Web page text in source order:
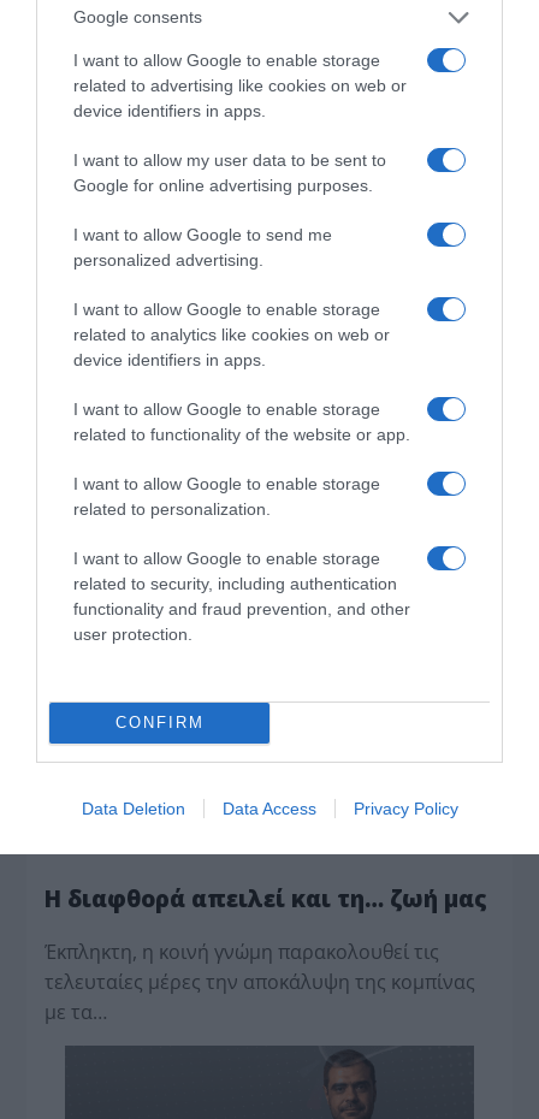
Google consents
I want to allow Google to enable storage
related to advertising like cookies on web or
device identifiers in apps.
I want to allow my user data to be sent to
Google for online advertising purposes.
I want to allow Google to send me
personalized advertising.
I want to allow Google to enable storage
related to analytics like cookies on web or
device identifiers in apps.
I want to allow Google to enable storage
related to functionality of the website or app.
I want to allow Google to enable storage
related to personalization.
I want to allow Google to enable storage
related to security, including authentication
functionality and fraud prevention, and other
user protection.
CONFIRM
Data Deletion Data Access Privacy Policy
Ξορκίζουν τις διπλές
εκλογές στο Μαξίμου
επομένων ημερών:
Κανονικός Αύγουστος
της θερμοκρασίας
LinkedIn
Tags:Κρατική Ορχήστρα Αθηνών
Η διαφθορά απειλεί και τη… ζωή μας
Έκπληκτη, η κοινή γνώμη παρακολουθεί τις
τελευταίες μέρες την αποκάλυψη της κο­μπίνας
με τα…